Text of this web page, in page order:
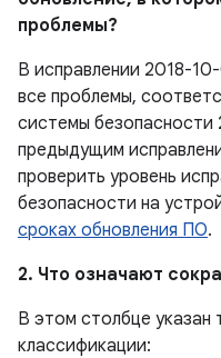
проблемы?
В исправлении 2018-
все проблемы,
системы
предыдущим
проверить уровень
безопасности на
сроках обновления ПО.
2. Что означают
В этом столбце указан
классификации: